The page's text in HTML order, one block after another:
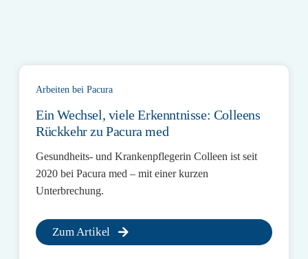
Arbeiten bei Pacura
Ein Wechsel, viele Erkenntnisse: Colleens
Rückkehr zu Pacura med
Gesundheits- und Krankenpflegerin Colleen ist seit
2020 bei Pacura med – mit einer kurzen
Unterbrechung.
Zum Artikel